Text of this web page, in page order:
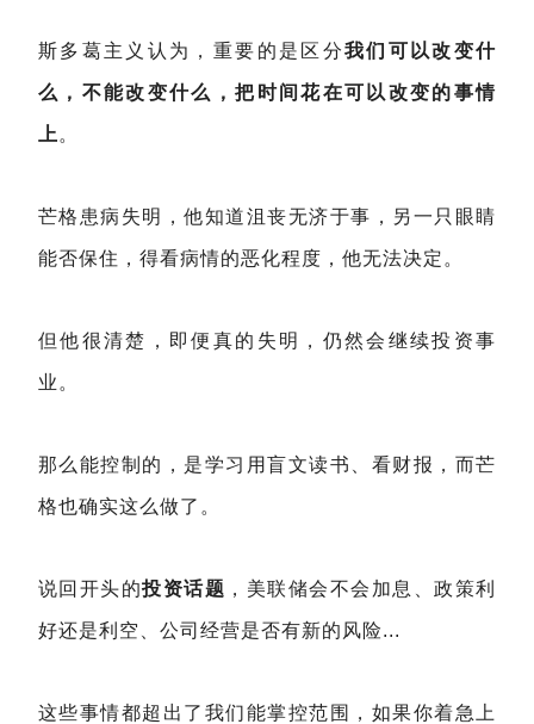
斯多葛主义认为，重要的是区分我们可以改变什
么，不能改变什么，把时间花在可以改变的事情
上 。
芒格患病失明，他知道沮丧无济于事，另一只眼睛
能否保住，得看病情的恶化程度，他无法决定。
但他很清楚，即便真的失明，仍然会继续投资事
业。
那么能控制的，是学习用盲文读书、看财报，而芒
格也确实这么做了。
说回开头的投资话题 ，美联储会不会加息、政策利
好还是利空、公司经营是否有新的风险...
这些事情都超出了我们能掌控范围，如果你着急上